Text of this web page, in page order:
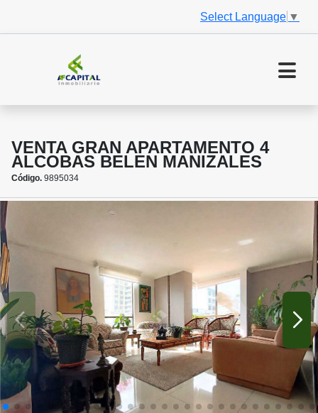
Select Language ▼
VENTA GRAN APARTAMENTO 4
ALCOBAS BELEN MANIZALES
Código. 9895034